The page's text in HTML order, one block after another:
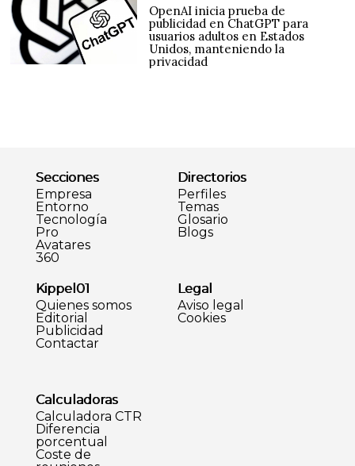
OpenAI inicia prueba de
publicidad en ChatGPT para
usuarios adultos en Estados
Unidos, manteniendo la
privacidad
Secciones
Empresa
Entorno
Tecnología
Pro
Avatares
360
Directorios
Perfiles
Temas
Glosario
Blogs
Kippel01
Quienes somos
Editorial
Publicidad
Contactar
Legal
Aviso legal
Cookies
Calculadoras
Calculadora CTR
Diferencia
porcentual
Coste de